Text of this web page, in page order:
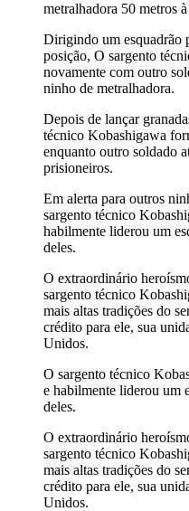
metralhadora 50 metros
Dirigindo um esquadrão
posição, O sargento
novamente com outro
ninho de metralhadora.
Depois de lançar
técnico Kobashigawa
enquanto outro soldado
prisioneiros.
Em alerta para outros
sargento técnico
habilmente liderou um
deles.
O extraordinário
sargento técnico
mais altas tradições do
crédito para ele, sua
Unidos.
O sargento técnico
e habilmente liderou um
deles.
O extraordinário
sargento técnico
mais altas tradições do
crédito para ele, sua
Unidos.